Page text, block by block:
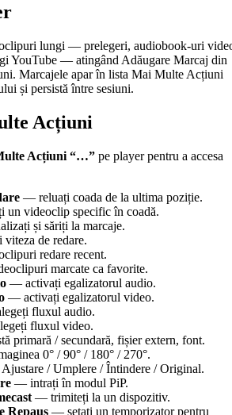
lungi — prelegeri, audiobook-uri
YouTube — atingând Adăugare Marcaj din
Marcajele apar în lista Mai Multe Acțiuni
și persistă între sesiuni.
Acțiuni
Acțiuni “…” pe player pentru a accesa
— reluați coada de la ultima poziție.
un videoclip specific în coadă.
și săriți la marcaje.
de redare.
redare recent.
marcate ca favorite.
— activați egalizatorul audio.
— activați egalizatorul video.
fluxul audio.
fluxul video.
primară / secundară, fișier extern, font.
0° / 90° / 180° / 270°.
/ Umplere / Întindere / Original.
— intrați în modul PiP.
— trimiteți la un dispozitiv.
Repaus — setați un temporizator pentru